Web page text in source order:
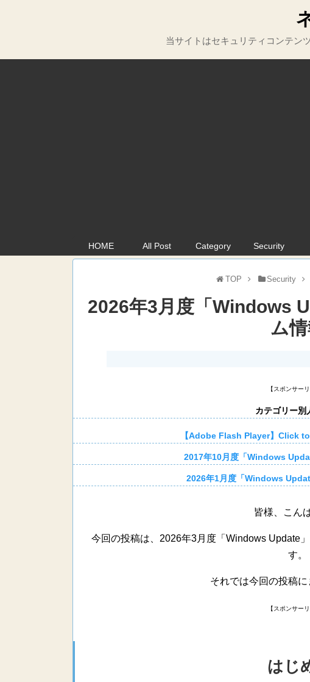
当サイトはセキュリティコンテン
HOME All Post Category Security
TOP Security
2026年3月度「Windows
ム
【スポンサーリ
カテゴリー別
【Adobe Flash Player】Click
2017年10月度「Windows
2026年1月度「Windows
皆様、こん
今回の投稿は、2026年3月度「Windows Update
す。
それでは今回の投稿に
【スポンサーリ
はじ